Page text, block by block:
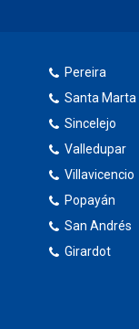
Pereira
Santa Marta
Sincelejo
Valledupar
Villavicencio
Popayán
San Andrés
Girardot